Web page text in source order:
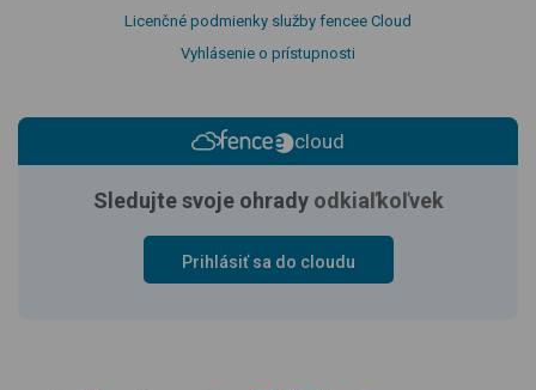
Licenčné podmienky služby fencee Cloud
Vyhlásenie o prístupnosti
cloud
Sledujte svoje ohrady odkiaľkoľvek
Prihlásiť sa do cloudu